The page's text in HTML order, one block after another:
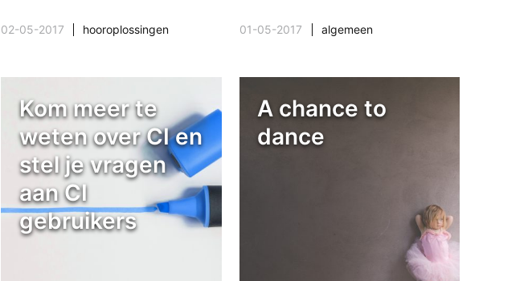
02-05-2017 hooroplossingen 01-05-2017 algemeen
Kom meer te
weten over CI en
stel je vragen
aan CI
gebruikers
A chance to
dance